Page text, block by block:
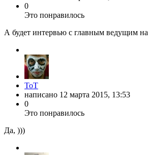
0
Это понравилось
А будет интервью с главным ведущим
ToT
написано 12 марта 2015, 13:53
0
Это понравилось
Да, )))